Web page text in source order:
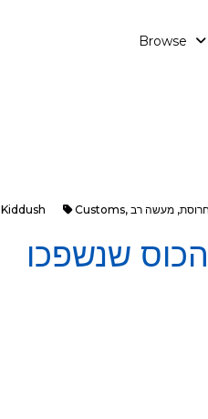
Browse
Kiddush Customs, חרוסת, מעשה רב
שנשפכו